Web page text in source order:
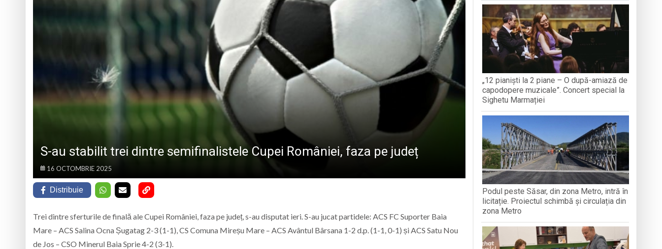
Opt ani de când marele artist Dumitru Fărcaș a trecut la cele veșnice
Record Guinness stabilit la Costinești. Românii i-au întrecut pe americani la aripioare
7 august 1950, s-a născut Viorel Costin „feciorul de pe Mara”
Prognoza meteo Maramureș, vineri 7 august 2026
PÂNĂ ÎN 15 SEPTEMBRIE
S-au stabilit trei dintre semifinalistele Cupei României, faza pe județ
16 OCTOMBRIE 2025
Distribuie
Trei dintre sferturile de finală ale Cupei României, faza pe județ, s-au disputat ieri. S-au jucat partidele: ACS FC Suporter Baia
Mare – ACS Salina Ocna Șugatag 2-3 (1-1), CS Comuna Mireșu Mare – ACS Avântul Bârsana 1-2 d.p. (1-1, 0-1) și ACS Satu Nou
de Jos – CSO Minerul Baia Sprie 4-2 (3-1).
„12 pianiști la 2 piane – O după-amiază de
capodopere muzicale”. Concert special la
Sighetu Marmației
Podul peste Săsar, din zona Metro, intră în
licitație. Proiectul schimbă și circulația din
zona Metro